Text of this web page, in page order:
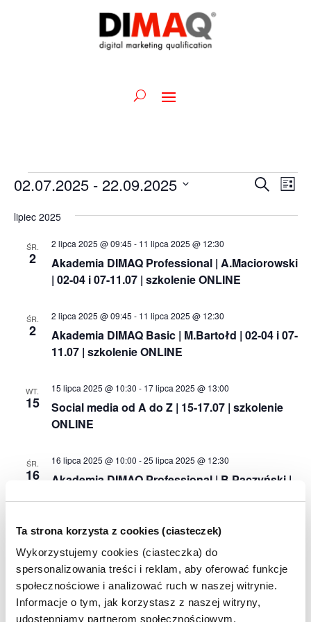
Ta strona korzysta z cookies (ciasteczek)
Wykorzystujemy cookies (ciasteczka) do
spersonalizowania treści i reklam, aby oferować funkcje
społecznościowe i analizować ruch w naszej witrynie.
Informacje o tym, jak korzystasz z naszej witryny,
udostępniamy partnerom społecznościowym,
Wydarzenia
po
i
SzukajLista
02.07.2025 - 22.09.2025
datę.
lipiec 2025
ŚR.
2
Akademia DIMAQ Professional | A.Maciorowski
| 02-04 i 07-11.07 | szkolenie ONLINE
2 lipca 2025 @ 09:45 - 11 lipca 2025 @ 12:30
ŚR.
2
Akademia DIMAQ Basic | M.Bartołd | 02-04 i 07-
11.07 | szkolenie ONLINE
2 lipca 2025 @ 09:45 - 11 lipca 2025 @ 12:30
WT.
15
Social media od A do Z | 15-17.07 | szkolenie
ONLINE
15 lipca 2025 @ 10:30 - 17 lipca 2025 @ 13:00
ŚR.
16
Akademia DIMAQ Professional | B.Paczyński |
16 lipca 2025 @ 10:00 -25 lipca 2025 @ 12:30
sierpień 2025
ŚR.
20
Akademia DIMAQ Professional | J.Szostak | 20-
22 i 25-29.08 | szkolenie ONLINE
20 sierpnia 2025 @ 08:00-30 sierpnia 2025 @ 10:30